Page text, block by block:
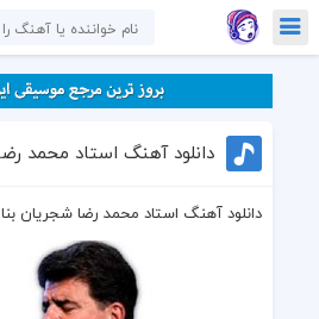
دانلود آهنگ استاد محمد رضا شجریان